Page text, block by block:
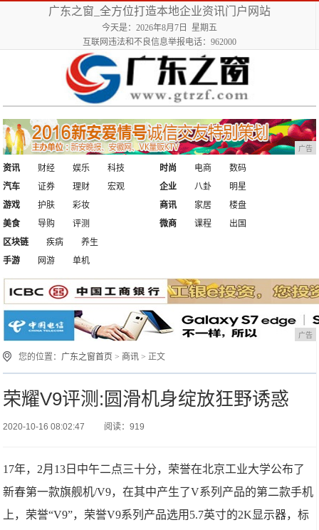
广东之窗_全方位打造本地企业资讯门户网站
今天是：2026年8月7日 星期五
互联网违法和不良信息举报电话：962000
广告
资讯 财经 娱乐
科技
汽车
证券 理财 宏观
时尚 电商
数码
企业
八卦
明星
游戏
护肤
彩妆
美食
导购 评测
商讯 家居
楼盘
微商
课程
出国
区块链
疾病
养生
手游
网游 单机
广告
您的位置： 广东之窗首页 > 商讯 > 正文
荣耀V9评测:圆滑机身绽放狂野诱惑
2020-10-16 08:02:47 阅读：919
17年，2月13日中午二点三十分，荣誉在北京工业大学公布了
新春第一款旗舰机/V9，在其中产生了V系列产品的第二款手机
上，荣誉“V9”，荣誉V9系列产品选用5.7英寸的2K显示器，标